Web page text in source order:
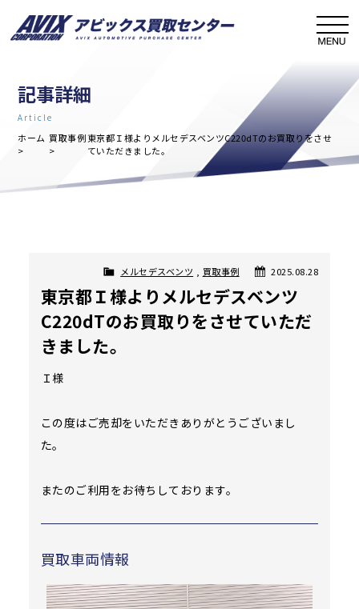
記事詳細
Article
ホーム 買取事例東京都Ｉ様よりメルセデスベンツC220dTのお買取りをさせ
ていただきました。
2025.08.28
メルセデスベンツ 買取事例
東京都Ｉ様よりメルセデスベンツ
C220dTのお買取りをさせていただ
きました。
Ｉ様
この度はご売却をいただきありがとうございまし
た。
またのご利用をお待ちしております。
買取車両情報